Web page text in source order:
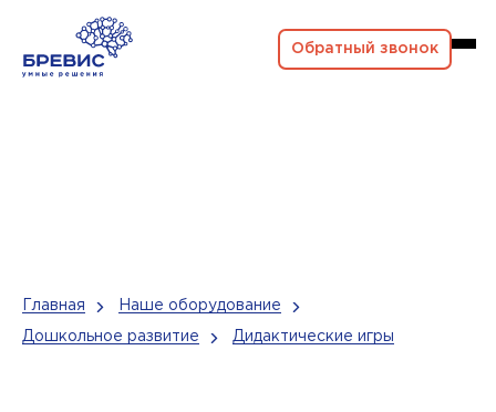
Обратный звонок
Главная Наше оборудование
Дошкольное развитие Дидактические игры